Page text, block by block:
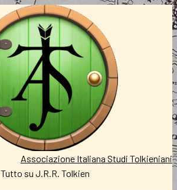
Associazione Italiana Studi Tolkieniani
Tutto su J.R.R. Tolkien